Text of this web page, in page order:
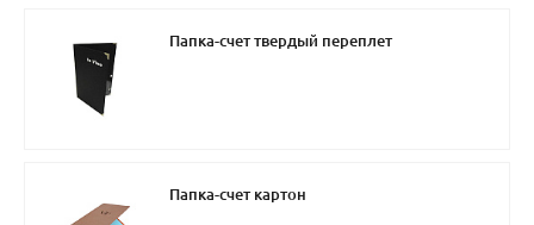
Папка-счет твердый переплет
Папка-счет картон